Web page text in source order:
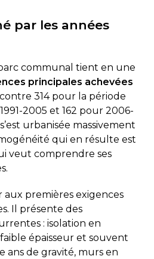
par les années
communal tient en une
principales achevées
314 pour la période
2005 et 162 pour 2006-
urbanisée massivement
qui en résulte est
veut comprendre ses
aux premières exigences
Il présente des
: isolation en
épaisseur et souvent
ans de gravité, murs en